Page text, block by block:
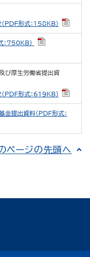
PDF形式：158KB）
：750KB）
び厚生労働省提出資
PDF形式：619KB）
提出資料（PDF形式：
ページの先頭へ